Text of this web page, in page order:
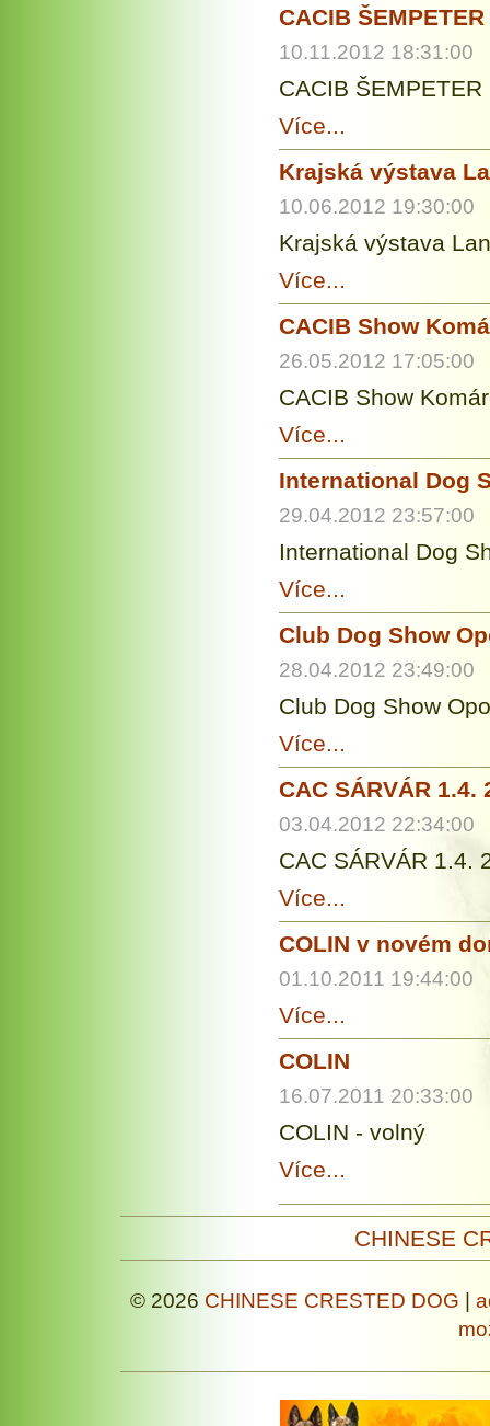
CACIB
10.11.2012 18:31:00
CACIB
Více...
Krajská výstava
10.06.2012 19:30:00
Krajská výstava
Více...
CACIB Show
26.05.2012 17:05:00
CACIB Show
Více...
International Dog
29.04.2012 23:57:00
International Dog
Více...
Club Dog Show
28.04.2012 23:49:00
Club Dog Show
Více...
CAC SÁRVÁR 1.4.
03.04.2012 22:34:00
CAC SÁRVÁR 1.4.
Více...
COLIN v novém
01.10.2011 19:44:00
Více...
COLIN
16.07.2011 20:33:00
COLIN - volný
Více...
CHINESE
© 2026 CHINESE CRESTED DOG